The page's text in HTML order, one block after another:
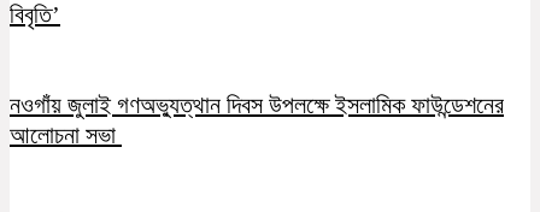
বিবৃতি’
নওগাঁয় জুলাই গণঅভ্যুত্থান দিবস উপলক্ষে ইসলামিক ফাউন্ডেশনের
আলোচনা সভা